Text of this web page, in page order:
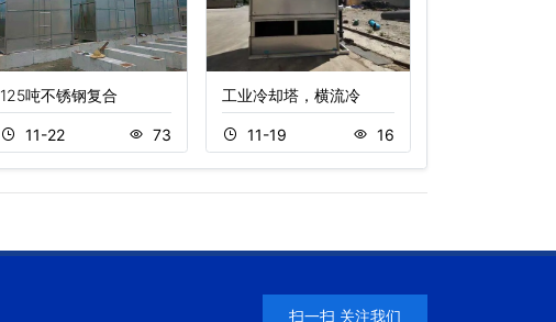
125吨不锈钢复合
11-22 73
工业冷却塔，横流冷
11-19 16
扫一扫 关注我们